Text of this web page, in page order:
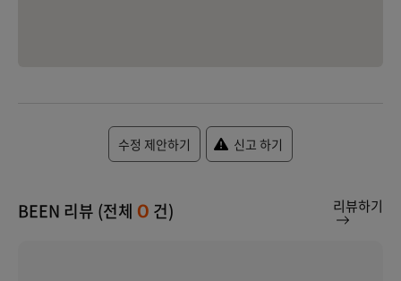
수정 제안하기 신고 하기
BEEN 리뷰 (전체 0 건) 리뷰하기